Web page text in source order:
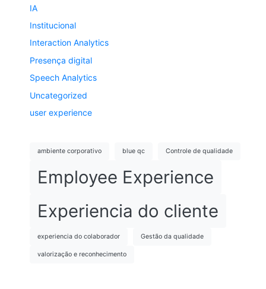
IA
Institucional
Interaction Analytics
Presença digital
Speech Analytics
Uncategorized
user experience
ambiente corporativo blue qc Controle de qualidade
Employee Experience
Experiencia do cliente
experiencia do colaborador Gestão da qualidade
valorização e reconhecimento